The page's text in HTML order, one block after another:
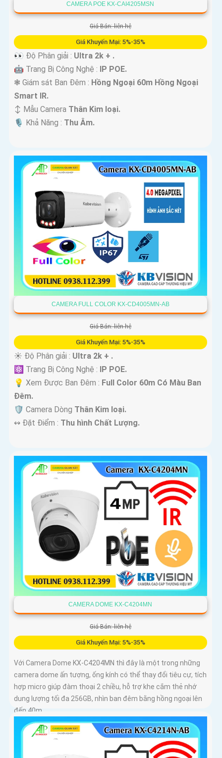
CAMERA POE KX-CAI4205MSN
Giá Bán: liên hệ
Giá Khuyến Mại: 5%-35%
️
👀 Độ Phân giải : Ultra 2k + .
🤖️ Trang Bị Công Nghệ : IP POE.
❃ Giám sát Ban Đêm : Hồng Ngoại 60m Hồng Ngoại
Smart IR.
↕️ Mẫu Camera Thân Kim loại.
️🎙 Khả Năng : Thu Âm.
CAMERA FULL COLOR KX-CD4005MN-AB
Giá Bán: liên hệ
Giá Khuyến Mại: 5%-35%
☀️ Độ Phân giải : Ultra 2k + .
⚛️ Trang Bị Công Nghệ : IP POE.
💡 Xem Được Ban Đêm : Full Color 60m Có Màu Ban
Ðêm.
🛡 Camera Dòng Thân Kim loại.
️↭ Đặt Điểm : Thu hình Chất Lượng.
CAMERA DOME KX-C4204MN
Giá Bán: liên hệ
Giá Khuyến Mại: 5%-35%
Với Camera Dome KX-C4204MN thì đây là một trong những
camera dome ấn tượng, ống kính có thể thay đổi tiêu cự, tích
hợp micro giúp đàm thoại 2 chiều, hỗ trợ khe cắm thẻ nhớ
dung lượng tối đa 256GB, nhìn ban đêm bằng hồng ngoại lên
đến 40m